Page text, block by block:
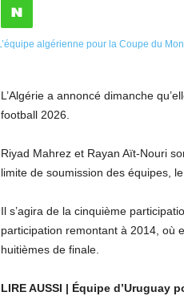
L’Algérie a annoncé dimanche
football 2026.
Riyad Mahrez et Rayan Aït-Nouri
limite de soumission des équipes, le
Il s’agira de la cinquième
participation remontant à 2014, où
huitièmes de finale.
LIRE AUSSI | Équipe